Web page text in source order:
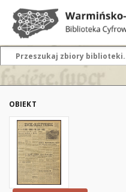
OBIEKT